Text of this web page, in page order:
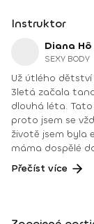
Instruktor
Diana Hô
SEXY BODY
Už útlého dětství
3letá začala
dlouhá léta.
proto jsem se vždy
životě jsem byla
máma dospělé
dostáválo do
vedla skupinové
skupinový trenér
Přečíst více